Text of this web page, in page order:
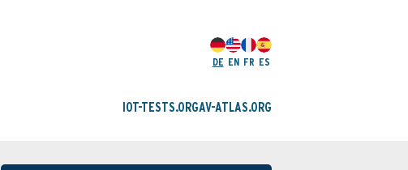
DE EN FR ES
IOT-TESTS.ORGAV-ATLAS.ORG